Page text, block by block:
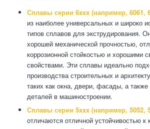
Сплавы серии 6xxx (например, 6061,
из наиболее универсальных и широко
типов сплавов для экструдирования.
хорошей механической прочностью,
коррозионной стойкостью и хорошими
свойствами. Эти сплавы идеально
производства строительных и
таких как окна, двери, фасады, а
деталей в машиностроении.
Сплавы серии 5xxx (например, 5052,
отличаются отличной устойчивостью к